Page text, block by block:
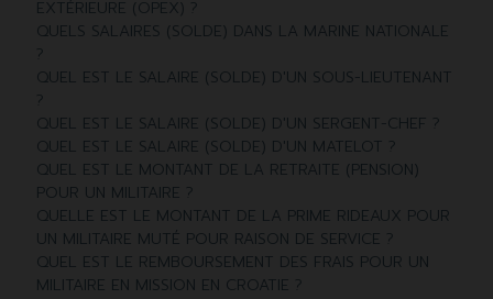
EXTÉRIEURE (OPEX) ?
QUELS SALAIRES (SOLDE) DANS LA MARINE NATIONALE
?
QUEL EST LE SALAIRE (SOLDE) D'UN SOUS-LIEUTENANT
?
QUEL EST LE SALAIRE (SOLDE) D'UN SERGENT-CHEF ?
QUEL EST LE SALAIRE (SOLDE) D'UN MATELOT ?
QUEL EST LE MONTANT DE LA RETRAITE (PENSION)
POUR UN MILITAIRE ?
QUELLE EST LE MONTANT DE LA PRIME RIDEAUX POUR
UN MILITAIRE MUTÉ POUR RAISON DE SERVICE ?
QUEL EST LE REMBOURSEMENT DES FRAIS POUR UN
MILITAIRE EN MISSION EN CROATIE ?